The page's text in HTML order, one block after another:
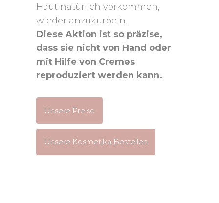
Haut natürlich vorkommen,
wieder anzukurbeln.
Diese Aktion ist so präzise,
dass sie nicht von Hand oder
mit Hilfe von Cremes
reproduziert werden kann.
Unsere Preise
Unsere Kosmetika Bestellen